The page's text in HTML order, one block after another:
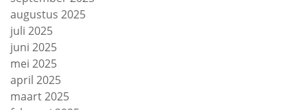
augustus 2025
juli 2025
juni 2025
mei 2025
april 2025
maart 2025